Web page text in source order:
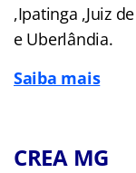
,Ipatinga ,Juiz
e Uberlândia.
Saiba mais
CREA MG